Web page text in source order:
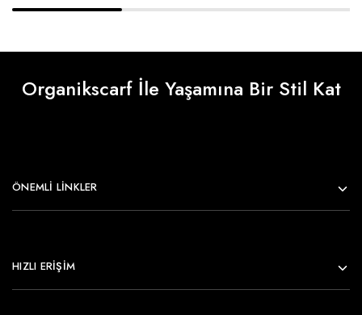
Organikscarf İle Yaşamına Bir Stil Kat
ÖNEMLI LINKLER
HIZLI ERİŞİM